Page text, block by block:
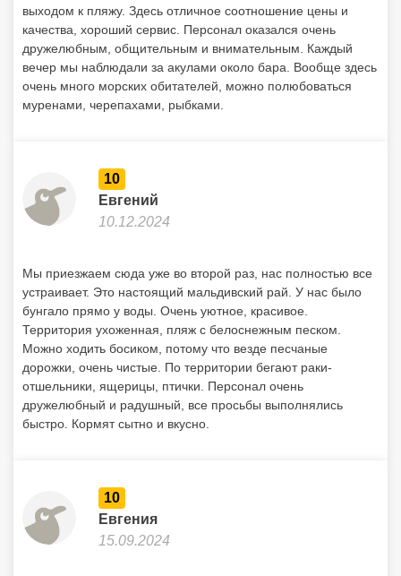
выходом к пляжу. Здесь отличное соотношение цены и
качества, хороший сервис. Персонал оказался очень
дружелюбным, общительным и внимательным. Каждый
вечер мы наблюдали за акулами около бара. Вообще здесь
очень много морских обитателей, можно полюбоваться
муренами, черепахами, рыбками.
10
Евгений
10.12.2024
Мы приезжаем сюда уже во второй раз, нас полностью все
устраивает. Это настоящий мальдивский рай. У нас было
бунгало прямо у воды. Очень уютное, красивое.
Территория ухоженная, пляж с белоснежным песком.
Можно ходить босиком, потому что везде песчаные
дорожки, очень чистые. По территории бегают раки-
отшельники, ящерицы, птички. Персонал очень
дружелюбный и радушный, все просьбы выполнялись
быстро. Кормят сытно и вкусно.
10
Евгения
15.09.2024